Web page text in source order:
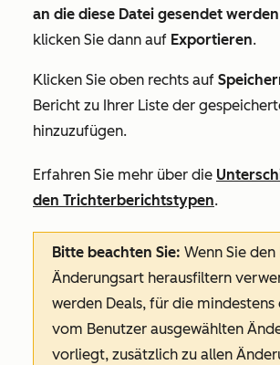
an die diese Datei gesendet
klicken Sie dann auf Exportieren.
Klicken Sie oben rechts auf
Bericht zu Ihrer Liste der
hinzuzufügen.
Erfahren Sie mehr über die
den Trichterberichtstypen.
Bitte beachten Sie: Wenn Sie den
Änderungsart herausfiltern
werden Deals, für die mindestens
vom Benutzer ausgewählten
vorliegt, zusätzlich zu allen